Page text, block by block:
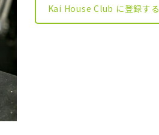
Kai House Club に登録する